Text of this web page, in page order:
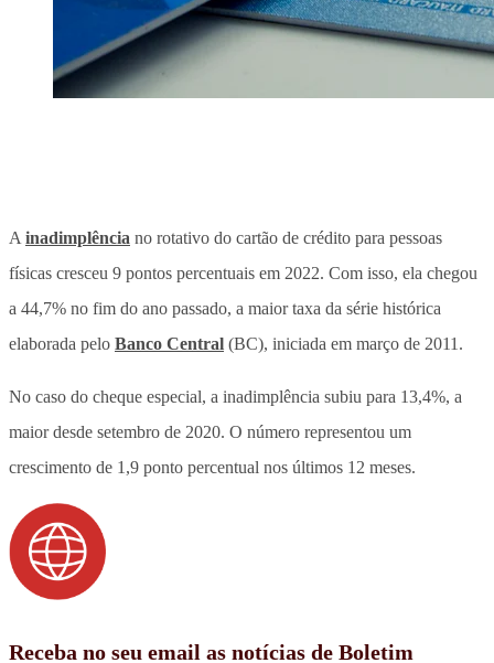
A inadimplência no rotativo do cartão de crédito para pessoas
físicas cresceu 9 pontos percentuais em 2022. Com isso, ela chegou
a 44,7% no fim do ano passado, a maior taxa da série histórica
elaborada pelo Banco Central (BC), iniciada em março de 2011.
No caso do cheque especial, a inadimplência subiu para 13,4%, a
maior desde setembro de 2020. O número representou um
crescimento de 1,9 ponto percentual nos últimos 12 meses.
Receba no seu email as notícias de Boletim